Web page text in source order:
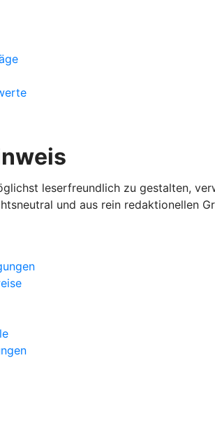
leserfreundlich zu gestalten,
und aus rein redaktionellen